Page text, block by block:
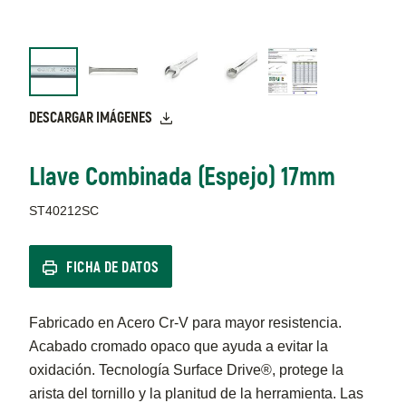
DESCARGAR IMÁGENES
Llave Combinada (Espejo) 17mm
ST40212SC
FICHA DE DATOS
Fabricado en Acero Cr-V para mayor resistencia.
Acabado cromado opaco que ayuda a evitar la
oxidación. Tecnología Surface Drive®, protege la
arista del tornillo y la planitud de la herramienta. Las